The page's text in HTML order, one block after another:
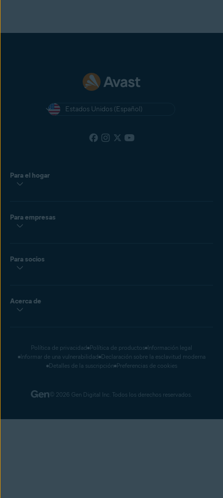
Estados Unidos (Español)
Para el hogar
Para empresas
Para socios
Acerca de
Política de privacidad Política de productos Información legal
Informar de una vulnerabilidad Declaración sobre la esclavitud moderna
Detalles de la suscripción Preferencias de cookies
© 2026 Gen Digital Inc. Todos los derechos reservados.